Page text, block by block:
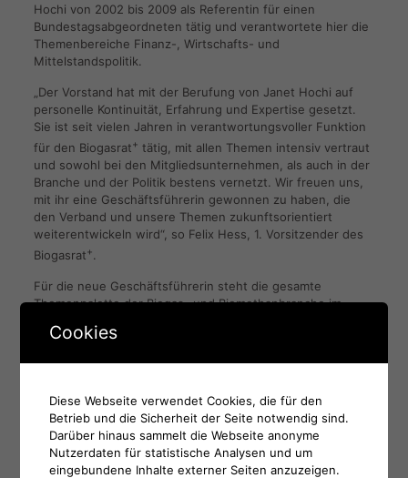
Hochi von 2002 bis 2009 als Referentin für einen
Bundestagsabgeordneten tätig und verantwortete hier die
Themenbereiche Finanz-, Wirtschafts- und
Mittelstandspolitik.
„Der Vorstand hat mit der Berufung von Janet Hochi auf
personelle Kontinuität, Erfahrung und Expertise gesetzt.
Sie ist seit vielen Jahren in verantwortungsvoller Funktion
für den Biogasrat+ tätig, mit allen Themen intensiv vertraut
und sowohl bei den Mitgliedsunternehmen, als auch in der
Branche und der Politik bestens vernetzt. Wir freuen uns,
mit ihr eine Geschäftsführerin gewonnen zu haben, die
den Verband und unsere Themen zukunftsorientiert
weiterentwickeln wird“, so Felix Hess, 1. Vorsitzender des
Biogasrat+.
Für die neue Geschäftsführerin steht die gesamte
Themenpalette der Biogas- und Biomethanbranche im
Agenda. Dabei gelte es, verlässliche Rahmenbedingungen
Energiewende in Politik, Medien und Gesellschaft positiv
zu verankern. Ein besonderer Schwerpunkt ihrer Tätigkeit
soll künftig in der stärkeren Zusammenarbeit und
Vernetzung auf europäischer Ebene liegen.
Cookies
Diese Webseite verwendet Cookies, die für den
Betrieb und die Sicherheit der Seite notwendig sind.
Darüber hinaus sammelt die Webseite anonyme
Nutzerdaten für statistische Analysen und um
eingebundene Inhalte externer Seiten anzuzeigen.